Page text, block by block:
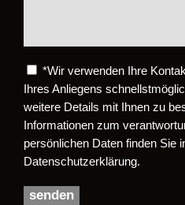
Bitte lasse dieses Feld leer.
*Wir verwenden Ihre
Ihres Anliegens
weitere Details mit Ihnen zu
Informationen zum
persönlichen Daten finden Sie
Datenschutzerklärung.